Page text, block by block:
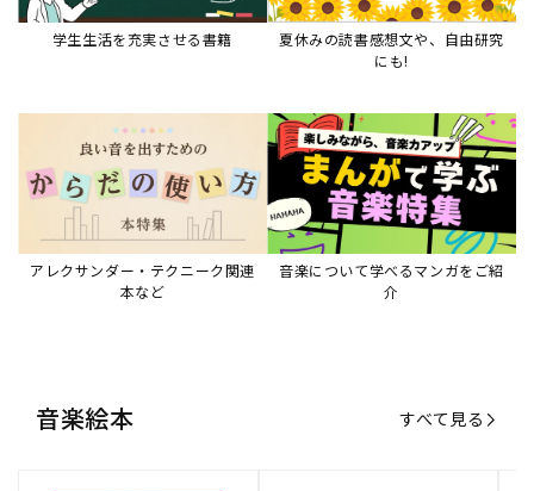
学生生活を充実させる書籍
夏休みの読書感想文や、自由研究
にも!
アレクサンダー・テクニーク関連
本など
音楽について学べるマンガをご紹
介
音楽絵本 すべて見る